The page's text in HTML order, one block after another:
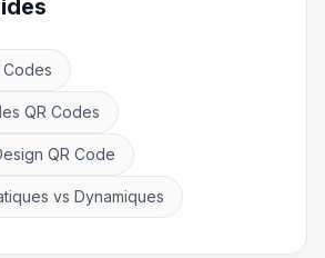
QR Codes
QR Code
vs Dynamiques